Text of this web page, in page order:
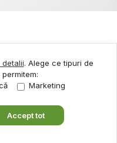
detalii. Alege ce tipuri de
Marketing
Accept tot